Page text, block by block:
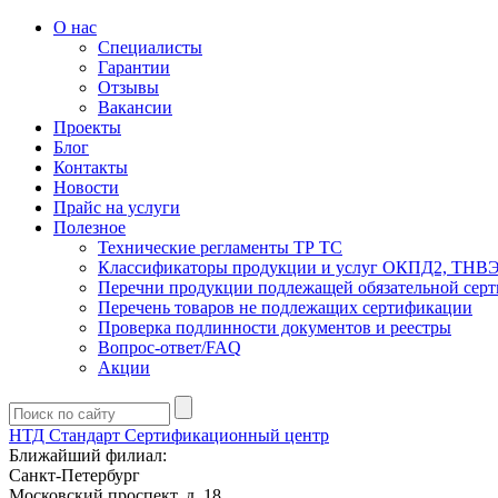
О нас
Специалисты
Гарантии
Отзывы
Вакансии
Проекты
Блог
Контакты
Новости
Прайс на услуги
Полезное
Технические регламенты ТР ТС
Классификаторы продукции и услуг ОКПД2,
Перечни продукции подлежащей обязательной
Перечень товаров не подлежащих сертификации
Проверка подлинности документов и реестры
Вопрос-ответ/FAQ
Акции
НТД Стандарт Сертификационный центр
Ближайший филиал:
Санкт-Петербург